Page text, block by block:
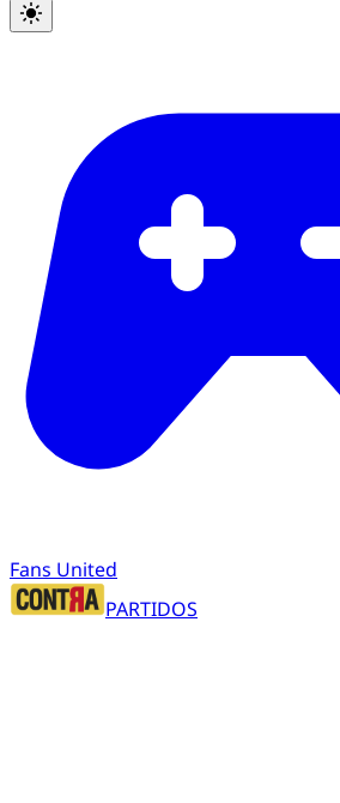
Fans United
PARTIDOS